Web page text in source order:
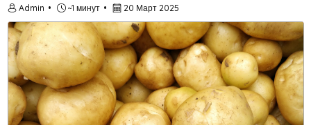
Admin ~1 минут 20 Март 2025